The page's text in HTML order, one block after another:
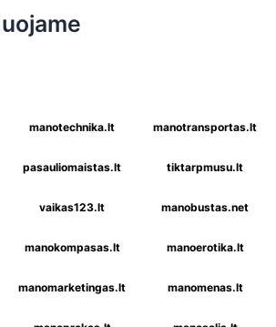
manotechnika.lt manotransportas.lt
pasauliomaistas.lt tiktarpmusu.lt
vaikas123.lt manobustas.net
manokompasas.lt manoerotika.lt
manomarketingas.lt manomenas.lt